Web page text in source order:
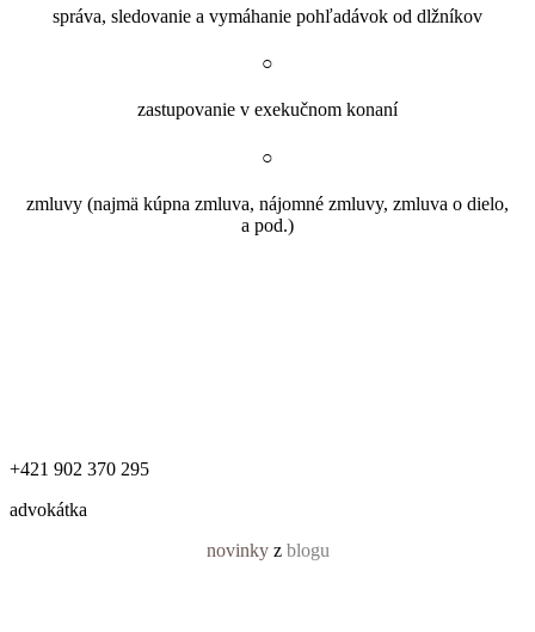
správa, sledovanie a vymáhanie pohľadávok od dlžníkov
○
zastupovanie v exekučnom konaní
○
zmluvy (najmä kúpna zmluva, nájomné zmluvy, zmluva o dielo,
a pod.)
+421 902 370 295
advokátka
novinkyz blogu